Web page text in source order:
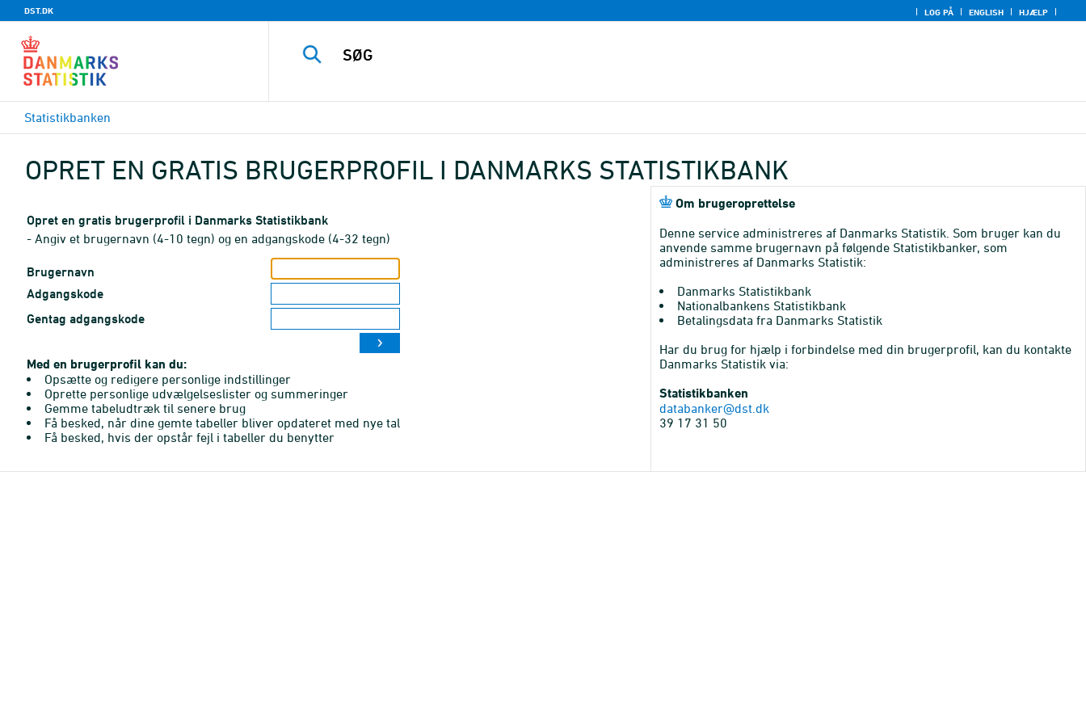
DST.DK LOG PÅ ENGLISH HJÆLP
Statistikbanken
OPRET EN GRATIS BRUGERPROFIL I DANMARKS STATISTIKBANK
Opret en gratis brugerprofil i Danmarks Statistikbank
- Angiv et brugernavn (4-10 tegn) og en adgangskode (4-32 tegn)
Brugernavn
Adgangskode
Gentag adgangskode
Med en brugerprofil kan du:
Opsætte og redigere personlige indstillinger
Oprette personlige udvælgelseslister og summeringer
Gemme tabeludtræk til senere brug
Få besked, når dine gemte tabeller bliver opdateret med nye tal
Få besked, hvis der opstår fejl i tabeller du benytter
Om brugeroprettelse
Denne service administreres af Danmarks Statistik. Som bruger kan du
anvende samme brugernavn på følgende Statistikbanker, som
administreres af Danmarks Statistik:
Danmarks Statistikbank
Nationalbankens Statistikbank
Betalingsdata fra Danmarks Statistik
Har du brug for hjælp i forbindelse med din brugerprofil, kan du kontakte
Danmarks Statistik via:
Statistikbanken
databanker@dst.dk
39 17 31 50